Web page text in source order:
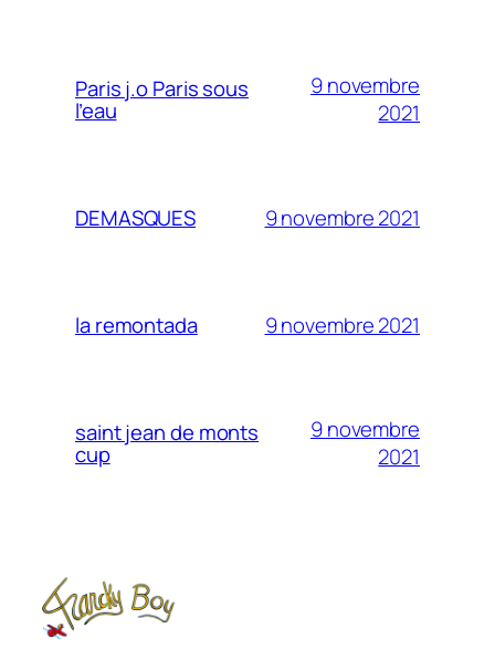
Paris j.o Paris sous
l’eau
9 novembre
2021
DEMASQUES 9 novembre 2021
la remontada 9 novembre 2021
saint jean de monts
cup
9 novembre
2021